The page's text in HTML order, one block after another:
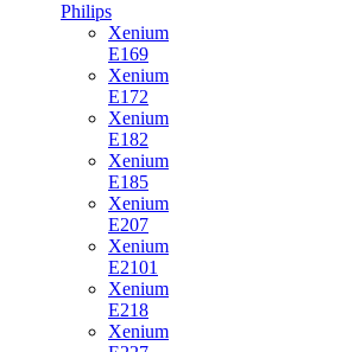
Philips
Xenium
E169
Xenium
E172
Xenium
E182
Xenium
E185
Xenium
E207
Xenium
E2101
Xenium
E218
Xenium